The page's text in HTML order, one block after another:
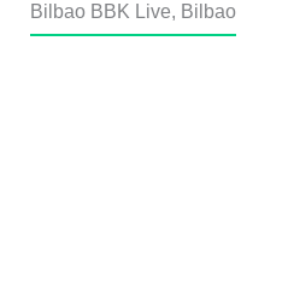
Bilbao BBK Live, Bilbao